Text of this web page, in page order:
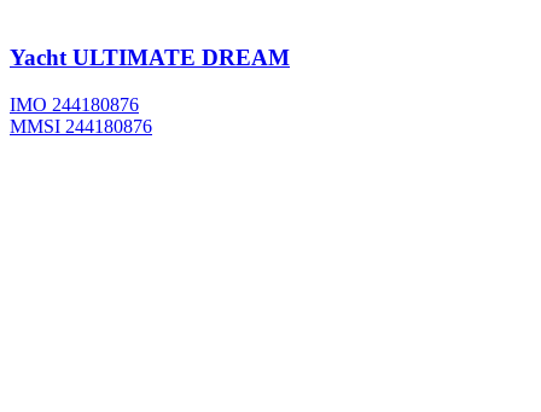
Yacht ULTIMATE DREAM
IMO 244180876
MMSI 244180876